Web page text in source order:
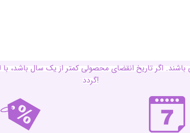
اگر تاریخ انقضای محصولی کمتر از یک سال
گردد!